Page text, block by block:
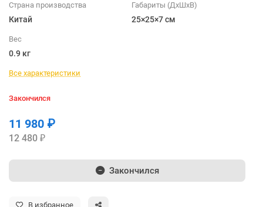
Страна производства
Китай
Габариты (ДхШхВ)
25×25×7 см
Вес
0.9 кг
Все характеристики
Закончился
11 980 ₽
12 480 ₽
Закончился
В избранное